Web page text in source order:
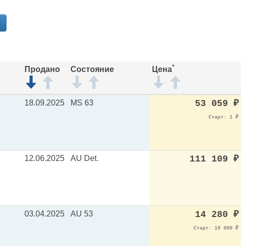
Продано Состояние Цена*
18.09.2025 MS 63 53 059 ₽
Старт: 1 ₽
12.06.2025 AU Det. 111 109 ₽
03.04.2025 AU 53 14 280 ₽
Старт: 10 000 ₽